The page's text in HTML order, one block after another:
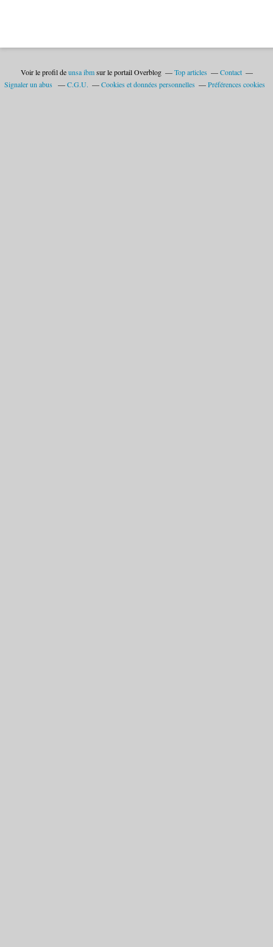
Voir le profil deunsa ibmsur le portail Overblog Top articles
Contact
Signaler un abus
C.G.U. Cookies et données personnelles Préférences cookies